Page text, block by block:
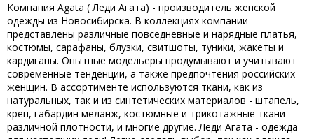
Компания Agata ( Леди Агата) - производитель женской
одежды из Новосибирска. В коллекциях компании
представлены различные повседневные и нарядные платья,
костюмы, сарафаны, блузки, свитшоты, туники, жакеты и
кардиганы. Опытные модельеры продумывают и учитывают
современные тенденции, а также предпочтения российских
женщин. В ассортименте используются ткани, как из
натуральных, так и из синтетических материалов - штапель,
креп, габардин меланж, костюмные и трикотажные ткани
различной плотности, и многие другие. Леди Агата - одежда